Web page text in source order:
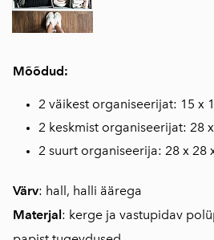
Mõõdud:
2 väikest organiseerijat: 15 x
2 keskmist organiseerijat: 28
2 suurt organiseerija: 28 x 28
Värv: hall, halli äärega
Materjal: kerge ja vastupidav